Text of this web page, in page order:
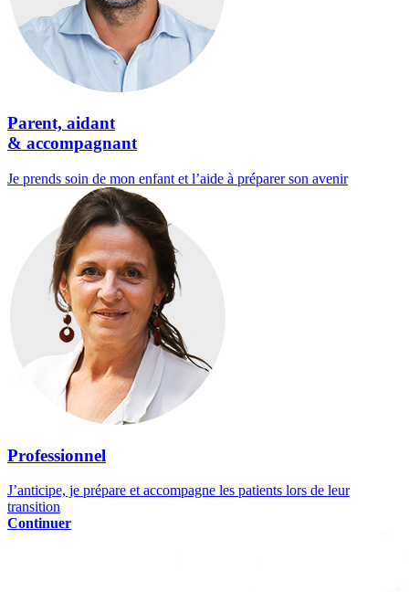
Parent, aidant
& accompagnant
Je prends soin de mon enfant et l’aide à préparer son avenir
Professionnel
J’anticipe, je prépare et accompagne les patients lors de leur
transition
Continuer